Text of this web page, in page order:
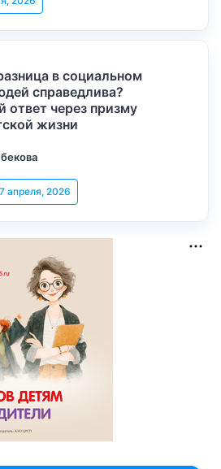
в социальном
справедлива?
ответ через призму
жизни
7 апреля, 2026